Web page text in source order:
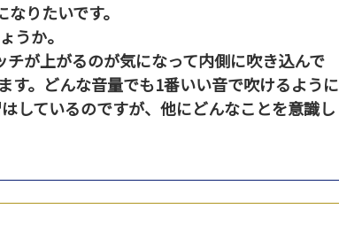
りたいです。
うか。
が上がるのが気になって内側に吹き込んで
す。どんな音量でも1番いい音で吹けるように
しているのですが、他にどんなことを意識し